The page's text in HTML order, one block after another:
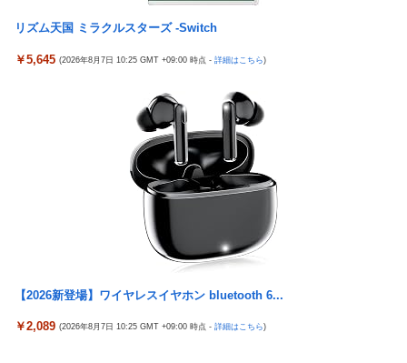
リズム天国 ミラクルスターズ -Switch
￥5,645 (2026年8月7日 10:25 GMT +09:00 時点 - 詳細はこちら)
【2026新登場】ワイヤレスイヤホン bluetooth 6...
￥2,089 (2026年8月7日 10:25 GMT +09:00 時点 - 詳細はこちら)